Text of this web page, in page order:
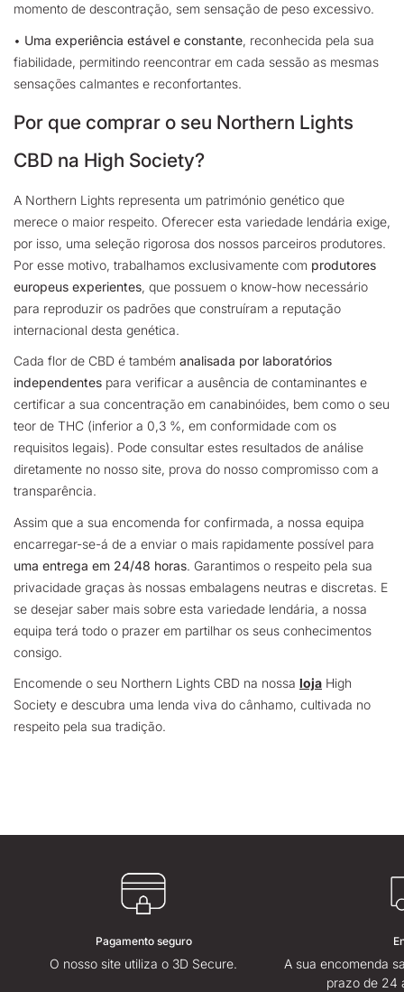
momento de descontração, sem sensação de peso excessivo.
• Uma experiência estável e constante, reconhecida pela sua
fiabilidade, permitindo reencontrar em cada sessão as mesmas
sensações calmantes e reconfortantes.
Por que comprar o seu Northern Lights
CBD na High Society?
A Northern Lights representa um património genético que
merece o maior respeito. Oferecer esta variedade lendária exige,
por isso, uma seleção rigorosa dos nossos parceiros produtores.
Por esse motivo, trabalhamos exclusivamente com produtores
europeus experientes, que possuem o know-how necessário
para reproduzir os padrões que construíram a reputação
internacional desta genética.
Cada flor de CBD é também analisada por laboratórios
independentes para verificar a ausência de contaminantes e
certificar a sua concentração em canabinóides, bem como o seu
teor de THC (inferior a 0,3 %, em conformidade com os
requisitos legais). Pode consultar estes resultados de análise
diretamente no nosso site, prova do nosso compromisso com a
transparência.
Assim que a sua encomenda for confirmada, a nossa equipa
encarregar-se-á de a enviar o mais rapidamente possível para
uma entrega em 24/48 horas. Garantimos o respeito pela sua
privacidade graças às nossas embalagens neutras e discretas. E
se desejar saber mais sobre esta variedade lendária, a nossa
equipa terá todo o prazer em partilhar os seus conhecimentos
consigo.
Encomende o seu Northern Lights CBD na nossa loja High
Society e descubra uma lenda viva do cânhamo, cultivada no
respeito pela sua tradição.
Pagamento seguro
O nosso site utiliza o 3D Secure.
A sua encomenda
prazo de 24